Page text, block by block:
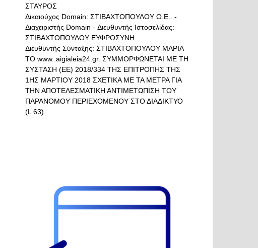
ΣΤΑΥΡΟΣ
Δικαιούχος Domain: ΣΤΙΒΑΧΤΟΠΟΥΛΟΥ Ο.Ε.. -
Διαχειριστής Domain - Διευθυντής Ιστοσελίδας:
ΣΤΙΒΑΧΤΟΠΟΥΛΟΥ ΕΥΦΡΟΣΥΝΗ
Διευθυντής Σύνταξης: ΣΤΙΒΑΧΤΟΠΟΥΛΟΥ ΜΑΡΙΑ
ΤΟ www..aigialeia24.gr. ΣΥΜΜΟΡΦΩΝΕΤΑΙ ΜΕ ΤΗ
ΣΥΣΤΑΣΗ (ΕΕ) 2018/334 ΤΗΣ ΕΠΙΤΡΟΠΗΣ ΤΗΣ
1ΗΣ ΜΑΡΤΙΟΥ 2018 ΣΧΕΤΙΚΑ ΜΕ ΤΑ ΜΕΤΡΑ ΓΙΑ
ΤΗΝ ΑΠΟΤΕΛΕΣΜΑΤΙΚΗ ΑΝΤΙΜΕΤΩΠΙΣΗ ΤΟΥ
ΠΑΡΑΝΟΜΟΥ ΠΕΡΙΕΧΟΜΕΝΟΥ ΣΤΟ ΔΙΑΔΙΚΤΥΟ
(L 63).